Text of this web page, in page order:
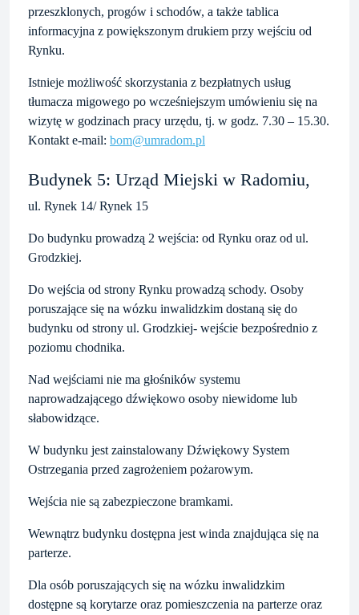
przeszklonych, progów i schodów, a także tablica
informacyjna z powiększonym drukiem przy wejściu od
Rynku.
Istnieje możliwość skorzystania z bezpłatnych usług
tłumacza migowego po wcześniejszym umówieniu się na
wizytę w godzinach pracy urzędu, tj. w godz. 7.30 – 15.30.
Kontakt e-mail: bom@umradom.pl
Budynek 5: Urząd Miejski w Radomiu,
ul. Rynek 14/ Rynek 15
Do budynku prowadzą 2 wejścia: od Rynku oraz od ul.
Grodzkiej.
Do wejścia od strony Rynku prowadzą schody. Osoby
poruszające się na wózku inwalidzkim dostaną się do
budynku od strony ul. Grodzkiej- wejście bezpośrednio z
poziomu chodnika.
Nad wejściami nie ma głośników systemu
naprowadzającego dźwiękowo osoby niewidome lub
słabowidzące.
W budynku jest zainstalowany Dźwiękowy System
Ostrzegania przed zagrożeniem pożarowym.
Wejścia nie są zabezpieczone bramkami.
Wewnątrz budynku dostępna jest winda znajdująca się na
parterze.
Dla osób poruszających się na wózku inwalidzkim
dostępne są korytarze oraz pomieszczenia na parterze oraz